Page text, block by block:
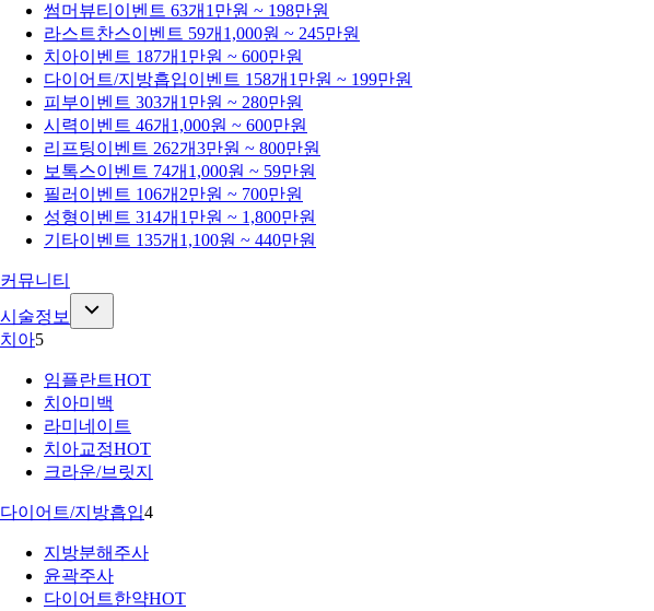
썸머뷰티 이벤트 63개 1만원 ~ 198만원
라스트찬스이벤트 59개 1,000원 ~ 245만원
치아이벤트 187개 1만원 ~ 600만원
다이어트/지방흡입이벤트 158개 1만원 ~ 199만원
피부이벤트 303개 1만원 ~ 280만원
시력이벤트 46개 1,000원 ~ 600만원
리프팅이벤트 262개3만원 ~ 800만원
보톡스이벤트 74개 1,000원 ~ 59만원
필러 이벤트 106개 2만원 ~ 700만원
성형이벤트 314개 1만원 ~ 1,800만원
기타이벤트 135개 1,100원 ~ 440만원
커뮤니티
시술정보
치아5
임플란트HOT
치아미백
라미네이트
치아교정HOT
크라운/브릿지
다이어트/지방흡입4
지방분해주사
윤곽주사
다이어트한약HOT